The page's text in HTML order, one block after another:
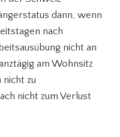
dann, wenn
nach
nicht an
am Wohnsitz
zu
nicht zum Verlust